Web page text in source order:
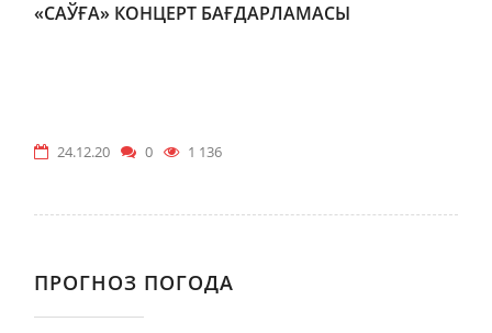
«САЎҒА» КОНЦЕРТ БАҒДАРЛАМАСЫ
24.12.20 0 1 136
ПРОГНОЗ ПОГОДА